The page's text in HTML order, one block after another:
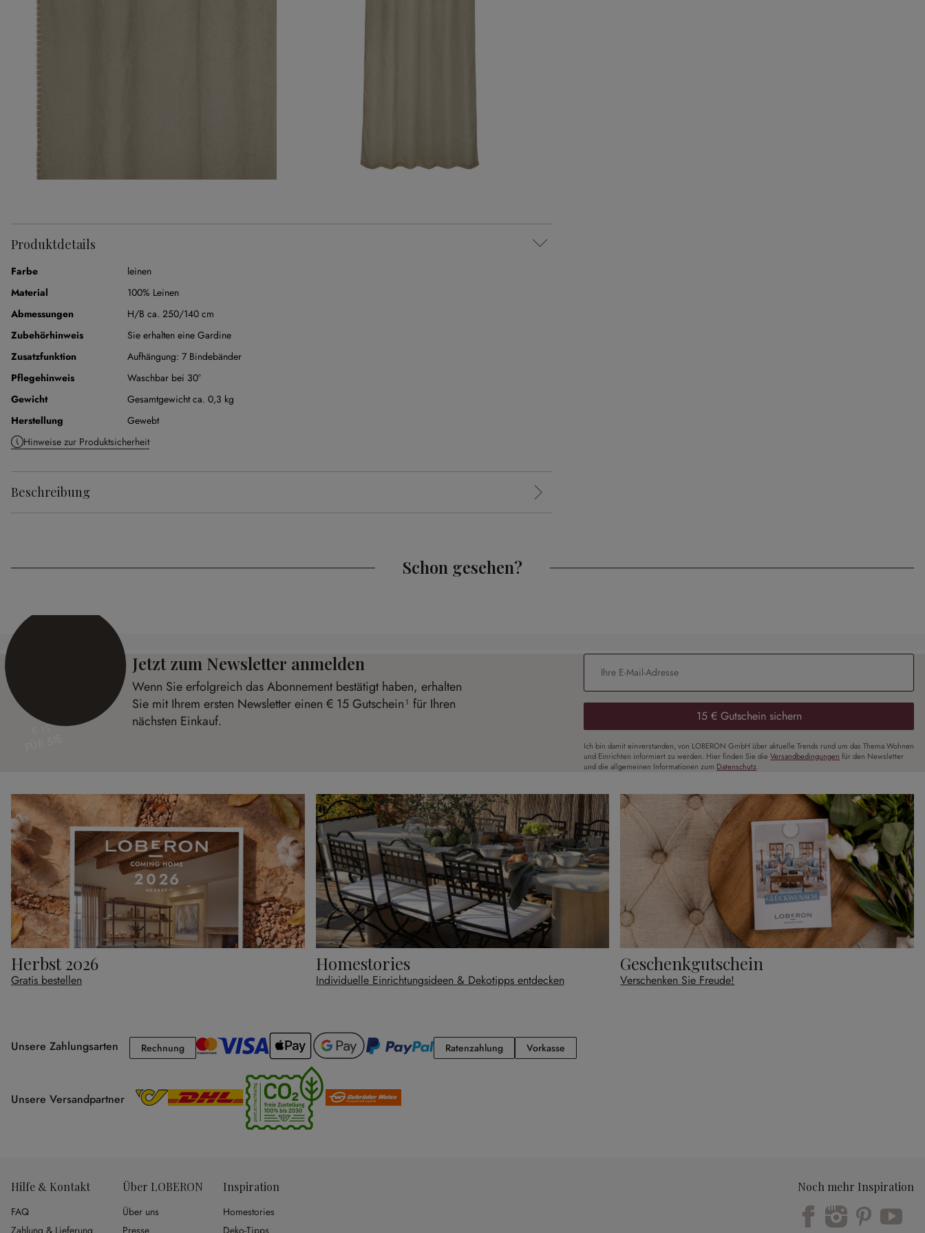
Produktdetails
Farbe
leinen
Material
100% Leinen
Abmessungen
H/B ca. 250/140 cm
Zubehörhinweis
Sie erhalten eine Gardine
Zusatzfunktion
Aufhängung: 7 Bindebänder
Pflegehinweis
Waschbar bei 30°
Gewicht
Gesamtgewicht ca. 0,3 kg
Herstellung
Gewebt
Hinweise zur Produktsicherheit
Beschreibung
Schon gesehen?
€ 15
Jetzt zum Newsletter anmelden
Wenn Sie erfolgreich das Abonnement bestätigt haben, erhalten
Sie mit Ihrem ersten Newsletter einen € 15 Gutschein¹ für Ihren
nächsten Einkauf.
E-Mail-Adresse*
15 € Gutschein sichern
Ich bin damit einverstanden, von LOBERON GmbH über aktuelle Trends rund um das Thema Wohnen
und Einrichten informiert zu werden. Hier finden Sie die Versandbedingungen für den Newsletter
und die allgemeinen Informationen zum Datenschutz.
Herbst 2026
Gratis bestellen
Homestories
Individuelle Einrichtungsideen & Dekotipps entdecken
Geschenkgutschein
Verschenken Sie Freude!
Unsere Zahlungsarten RechnungRechnung RatenzahlungRatenzahlung
VorkasseVorkasse
Unsere Versandpartner
Hilfe & Kontakt
FAQ
Über LOBERON
Über uns
Inspiration
Homestories
Noch mehr Inspiration